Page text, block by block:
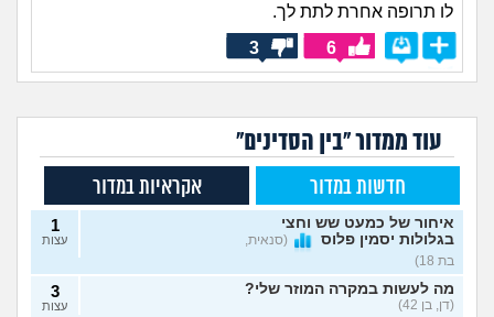
לו תרופה אחרת לתת לך.
6
3
עוד ממדור "בין הסדינים"
חדשות במדור אקראיות במדור
איחור של כמעט שש וחצי
בגלולות יסמין פלוס
(סנאית,
בת 18)
1
עצות
מה לעשות במקרה המוזר שלי?
(דן, בן 42)
3
עצות